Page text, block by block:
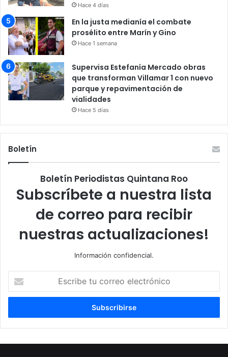
Hace 4 días
En la justa medianía el combate
prosélito entre Marín y Gino
Hace 1 semana
Supervisa Estefanía Mercado obras
que transforman Villamar 1 con nuevo
parque y repavimentación de
vialidades
Hace 5 días
Boletín
Boletín Periodistas Quintana Roo
Subscríbete a nuestra lista
de correo para recibir
nuestras actualizaciones!
Información confidencial.
correo